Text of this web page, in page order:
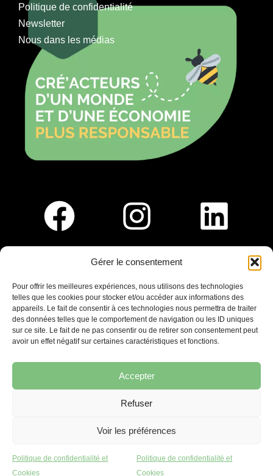
Gérer le consentement
Pour offrir les meilleures expériences, nous utilisons des technologies
telles que les cookies pour stocker et/ou accéder aux informations des
appareils. Le fait de consentir à ces technologies nous permettra de traiter
des données telles que le comportement de navigation ou les ID uniques
sur ce site. Le fait de ne pas consentir ou de retirer son consentement peut
avoir un effet négatif sur certaines caractéristiques et fonctions.
Accepter
Refuser
Voir les préférences
Politique de confidentialité et
Cookies
Politique de confidentialité et
Cookies
Politique de confidentialité
Newsletter
Nous dans les médias
Saint-Germain-En-Laye
Ligne R2-Nord
Tramway T13
20mins à pied du RER A